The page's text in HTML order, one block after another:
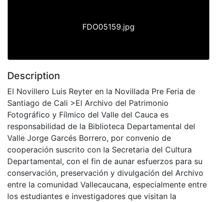
FDO05159.jpg
Description
El Novillero Luis Reyter en la Novillada Pre Feria de
Santiago de Cali >El Archivo del Patrimonio
Fotográfico y Fílmico del Valle del Cauca es
responsabilidad de la Biblioteca Departamental del
Valle Jorge Garcés Borrero, por convenio de
cooperación suscrito con la Secretaria del Cultura
Departamental, con el fin de aunar esfuerzos para su
conservación, preservación y divulgación del Archivo
entre la comunidad Vallecaucana, especialmente entre
los estudiantes e investigadores que visitan la